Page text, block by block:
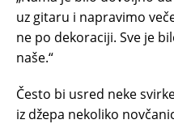
uz gitaru i napravimo
ne po dekoraciji. Sve je
naše.“
Često bi usred neke
iz džepa nekoliko